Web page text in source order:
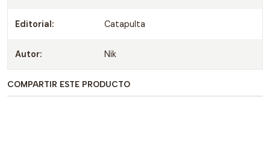
Editorial: Catapulta
Autor: Nik
COMPARTIR ESTE PRODUCTO